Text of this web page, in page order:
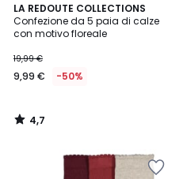
LA REDOUTE COLLECTIONS
Confezione da 5 paia di calze
con motivo floreale
19,99 €
9,99 € -50%
4,7
/ 5
4,7
/